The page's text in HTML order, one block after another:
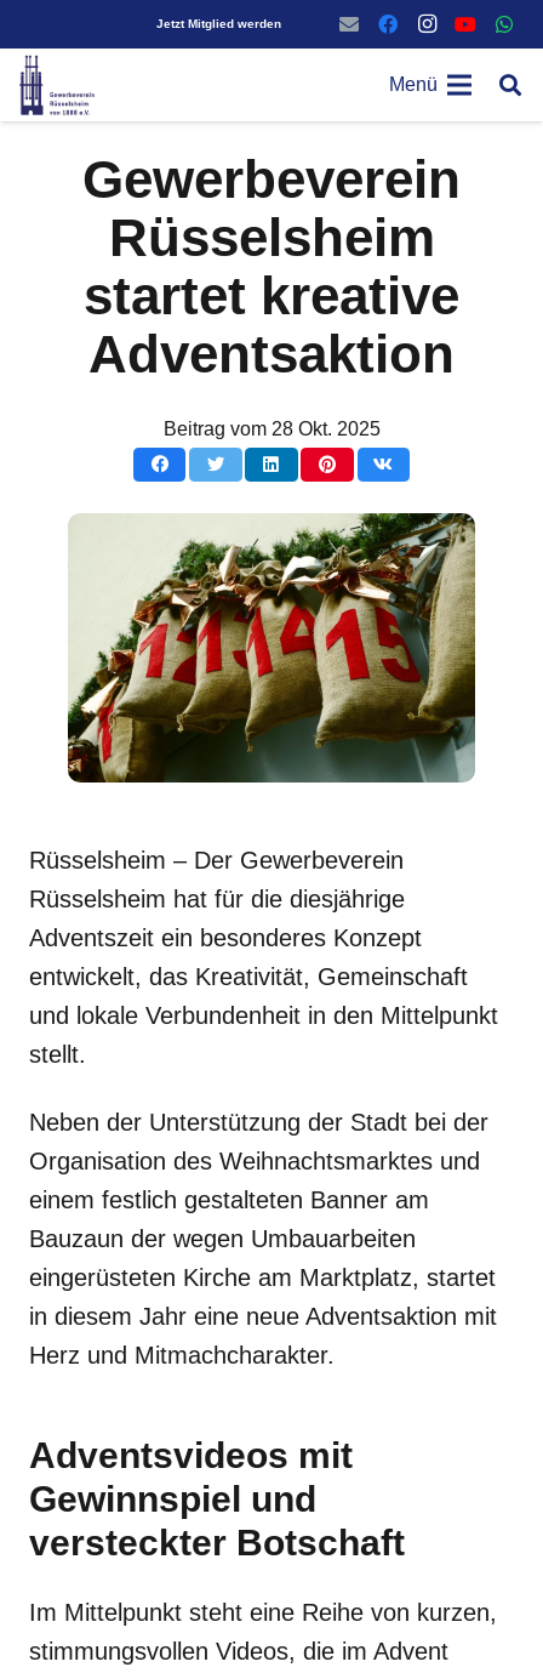
Jetzt Mitglied werden
Menü
Gewerbeverein
Rüsselsheim
startet kreative
Adventsaktion
Beitrag vom 28 Okt. 2025
Rüsselsheim – Der Gewerbeverein
Rüsselsheim hat für die diesjährige
Adventszeit ein besonderes Konzept
entwickelt, das Kreativität, Gemeinschaft
und lokale Verbundenheit in den Mittelpunkt
stellt.
Neben der Unterstützung der Stadt bei der
Organisation des Weihnachtsmarktes und
einem festlich gestalteten Banner am
Bauzaun der wegen Umbauarbeiten
eingerüsteten Kirche am Marktplatz, startet
in diesem Jahr eine neue Adventsaktion mit
Herz und Mitmachcharakter.
Adventsvideos mit
Gewinnspiel und
versteckter Botschaft
Im Mittelpunkt steht eine Reihe von kurzen,
stimmungsvollen Videos, die im Advent